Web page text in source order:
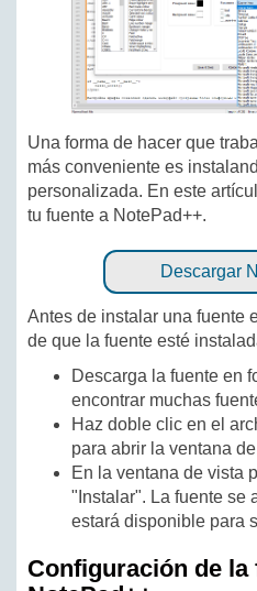
Una forma de hacer que
más conveniente es
personalizada. En este
tu fuente a NotePad++.
Descargar
Antes de instalar una fuente
de que la fuente esté
Descarga la fuente en
encontrar muchas
Haz doble clic en el
para abrir la ventana
En la ventana de vista
"Instalar". La fuente se
estará disponible para
Configuración de la